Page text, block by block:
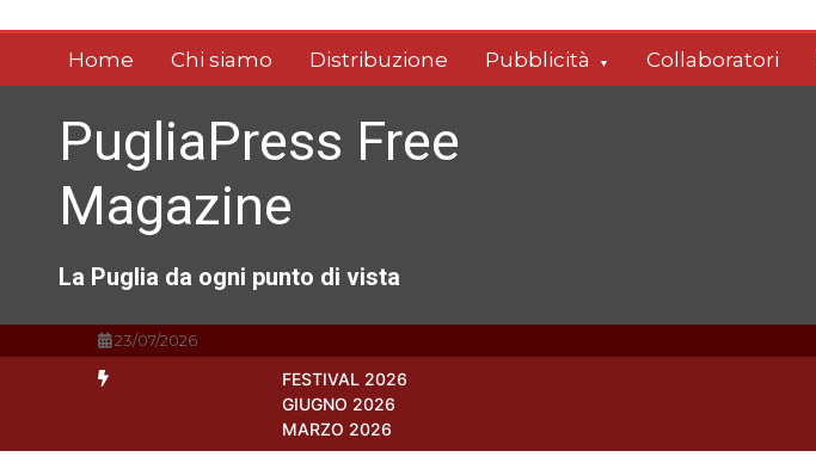
contenutoHome Chi siamo Distribuzione Pubblicità Collaboratori
PugliaPress Free
Magazine
La Puglia da ogni punto di vista
23/07/2026
FESTIVAL 2026
GIUGNO 2026
MARZO 2026